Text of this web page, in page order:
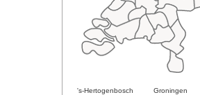
's-Hertogenbosch
Groningen